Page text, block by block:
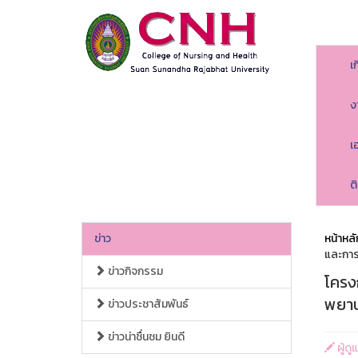
ข่าว
ข่าวกิจกรรม
ข่าวประชาสัมพันธ์
ข่าวน่าชื่นชม ยินดี
หน้าห
และก
โคร
พยา
ผู้ดูแ